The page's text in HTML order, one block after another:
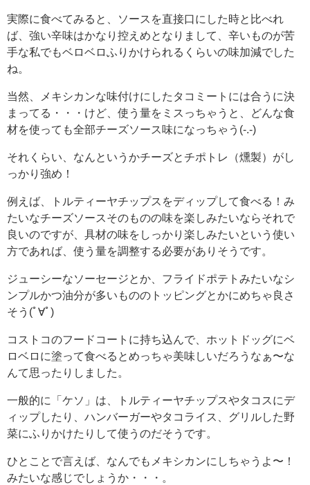
実際に食べてみると、ソースを直接口にした時と比べれ
ば、強い辛味はかなり控えめとなりまして、辛いものが苦
手な私でもベロベロふりかけられるくらいの味加減でした
ね。
当然、メキシカンな味付けにしたタコミートには合うに決
まってる・・・けど、使う量をミスっちゃうと、どんな食
材を使っても全部チーズソース味になっちゃう(-.-)
それくらい、なんというかチーズとチポトレ（燻製）がし
っかり強め！
例えば、トルティーヤチップスをディップして食べる！み
たいなチーズソースそのものの味を楽しみたいならそれで
良いのですが、具材の味をしっかり楽しみたいという使い
方であれば、使う量を調整する必要がありそうです。
ジューシーなソーセージとか、フライドポテトみたいなシ
ンプルかつ油分が多いもののトッピングとかにめちゃ良さ
そう(ﾟ∀ﾟ)
コストコのフードコートに持ち込んで、ホットドッグにベ
ロベロに塗って食べるとめっちゃ美味しいだろうなぁ〜な
んて思ったりしました。
一般的に「ケソ」は、トルティーヤチップスやタコスにデ
ィップしたり、ハンバーガーやタコライス、グリルした野
菜にふりかけたりして使うのだそうです。
ひとことで言えば、なんでもメキシカンにしちゃうよ〜！
みたいな感じでしょうか・・・。